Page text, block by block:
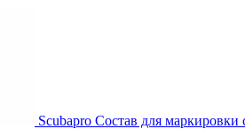
Scubapro Состав для маркировки